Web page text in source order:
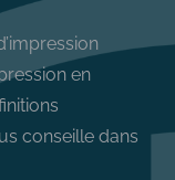
en
conseille dans